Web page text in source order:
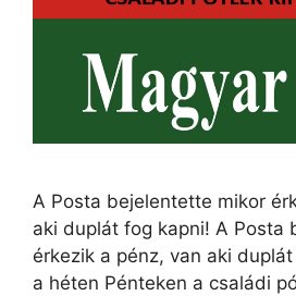
A Posta bejelentette mikor
aki duplát fog kapni! A Posta
érkezik a pénz, van aki
a héten Pénteken a családi